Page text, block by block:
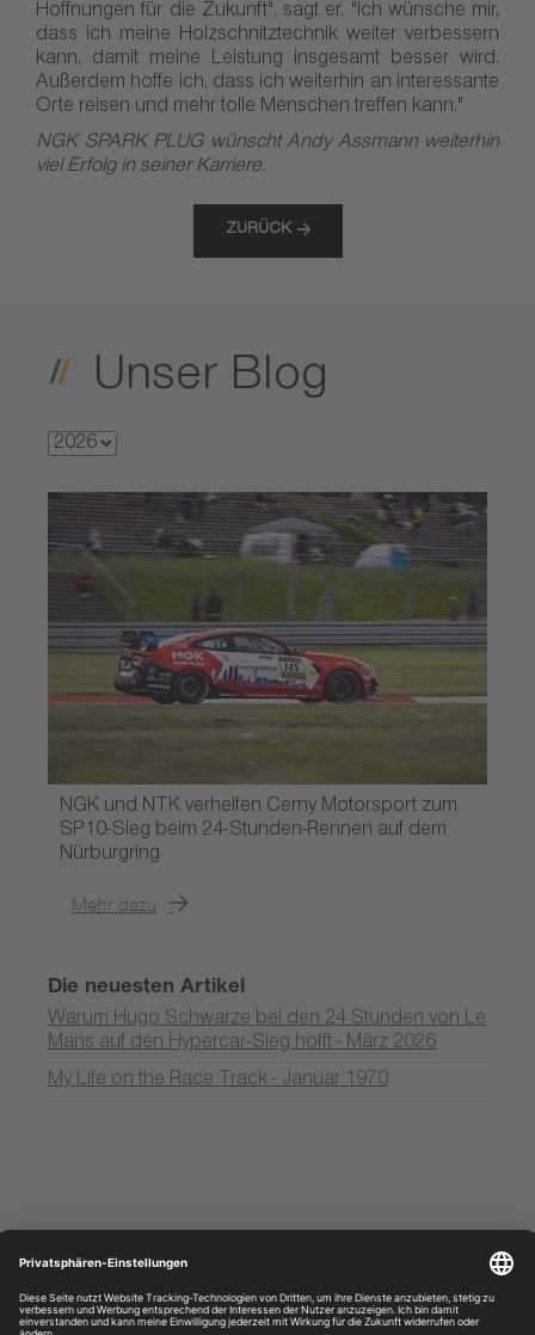
Hoffnungen für die Zukunft", sagt er. "Ich wünsche mir,
dass ich meine Holzschnitztechnik weiter verbessern
kann, damit meine Leistung insgesamt besser wird.
Außerdem hoffe ich, dass ich weiterhin an interessante
Orte reisen und mehr tolle Menschen treffen kann."
NGK SPARK PLUG wünscht Andy Assmann weiterhin
viel Erfolg in seiner Karriere.
ZURÜCK
Unser Blog
NGK und NTK verhelfen Cerny Motorsport zum
SP10-Sieg beim 24-Stunden-Rennen auf dem
Nürburgring
Mehr dazu
Die neuesten Artikel
Warum Hugo Schwarze bei den 24 Stunden von Le
Mans auf den Hypercar-Sieg hofft - März 2026
My Life on the Race Track - Januar 1970
Entdecken